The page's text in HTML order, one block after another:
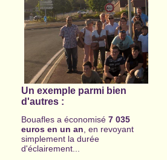
Un exemple parmi bien
d'autres :
Bouafles a économisé 7 035
euros en un an, en revoyant
simplement la durée
d'éclairement...